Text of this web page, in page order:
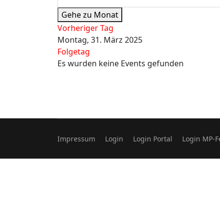
Gehe zu Monat
Vorheriger Tag
Montag, 31. März 2025
Folgetag
Es wurden keine Events gefunden
Impressum Login Login Portal Login MP-